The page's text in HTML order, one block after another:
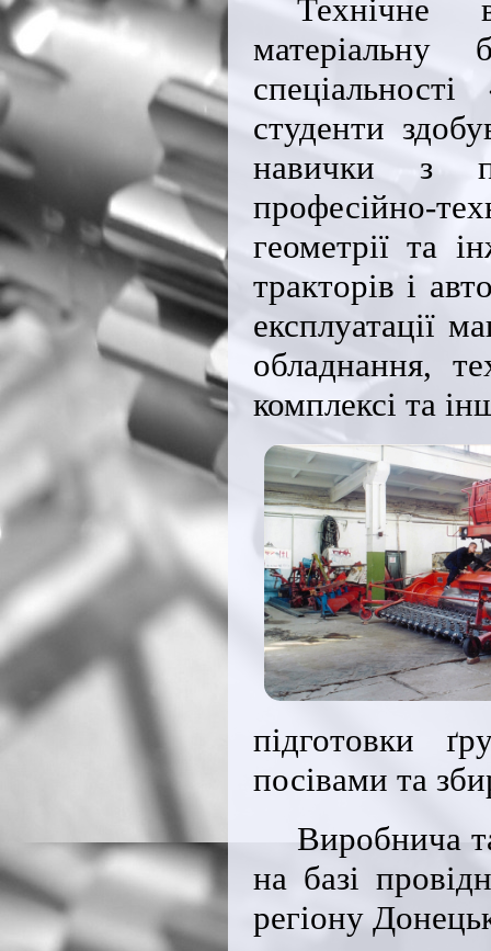
Технічне
матеріальну
студенти
навички з
професійно-
геометрії та
тракторів і
експлуатації
обладнання,
комплексі та
підготовки
посівами та
Виробнича
на базі
регіону